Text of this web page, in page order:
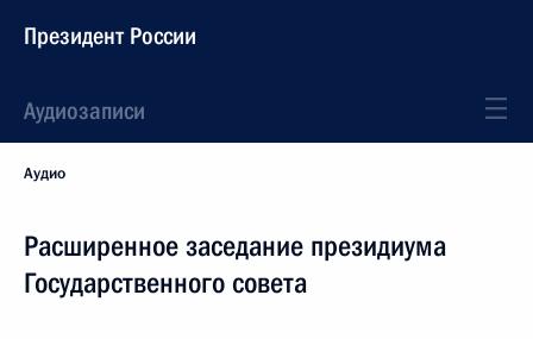
Президент России
Аудиозаписи
Аудио
Расширенное заседание президиума
Государственного совета